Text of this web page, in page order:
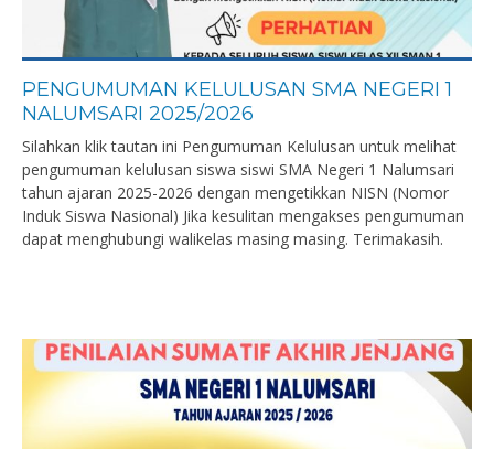
PENGUMUMAN KELULUSAN SMA NEGERI 1
NALUMSARI 2025/2026
Silahkan klik tautan ini Pengumuman Kelulusan untuk melihat
pengumuman kelulusan siswa siswi SMA Negeri 1 Nalumsari
tahun ajaran 2025-2026 dengan mengetikkan NISN (Nomor
Induk Siswa Nasional) Jika kesulitan mengakses pengumuman
dapat menghubungi walikelas masing masing. Terimakasih.